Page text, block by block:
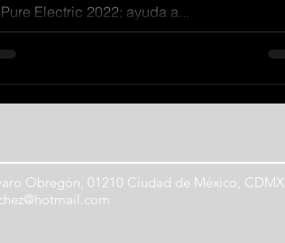
Electric 2022; ayuda a...
Obregón, 01210 Ciudad de México, CDMX